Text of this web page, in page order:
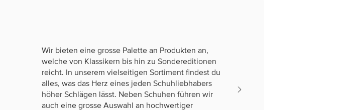
Wir bieten eine grosse Palette an Produkten an,
welche von Klassikern bis hin zu Sondereditionen
reicht. In unserem vielseitigen Sortiment findest du
alles, was das Herz eines jeden Schuhliebhabers
höher Schlägen lässt. Neben Schuhen führen wir
auch eine grosse Auswahl an hochwertiger